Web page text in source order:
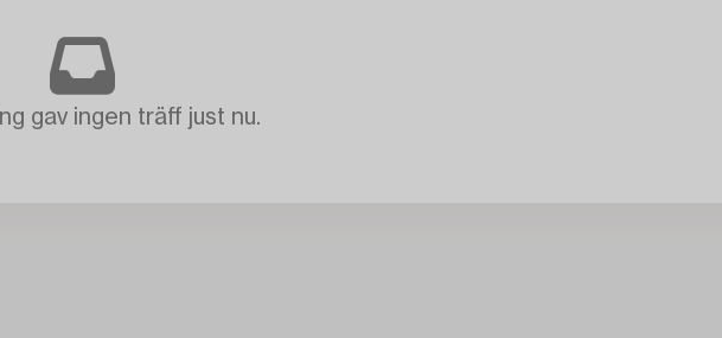
gav ingen träff just nu.